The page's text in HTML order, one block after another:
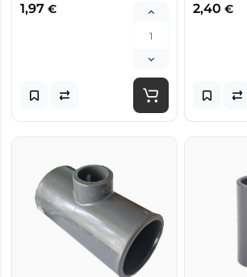
1,97 € 2,40 €